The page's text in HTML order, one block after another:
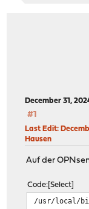
December 31,
#1
Last Edit:
Hausen
Auf der
Code Select
/usr/local/